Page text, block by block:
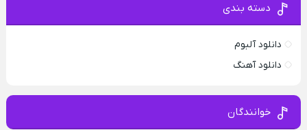
دسته بندی
دانلود آلبوم
دانلود آهنگ
خوانندگان